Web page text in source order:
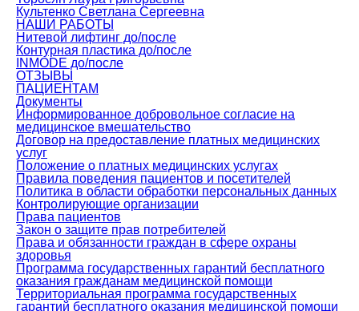
Культенко Светлана Сергеевна
НАШИ РАБОТЫ
Нитевой лифтинг до/после
Контурная пластика до/после
INMODE до/после
ОТЗЫВЫ
ПАЦИЕНТАМ
Документы
Информированное добровольное согласие на
медицинское вмешательство
Договор на предоставление платных медицинских
услуг
Положение о платных медицинских услугах
Правила поведения пациентов и посетителей
Политика в области обработки персональных данных
Контролирующие организации
Права пациентов
Закон о защите прав потребителей
Права и обязанности граждан в сфере охраны
здоровья
Программа государственных гарантий бесплатного
оказания гражданам медицинской помощи
Территориальная программа государственных
гарантий бесплатного оказания медицинской помощи